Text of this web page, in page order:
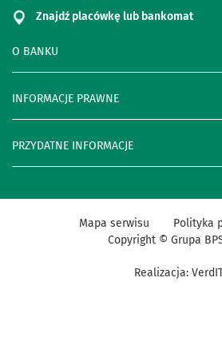
O BANKU
INFORMACJE PRAWNE
PRZYDATNE INFORMACJE
Znajdź placówkę lub bankomat
Realizacja:
Mapa serwisu
Polityka
Copyright © Grupa